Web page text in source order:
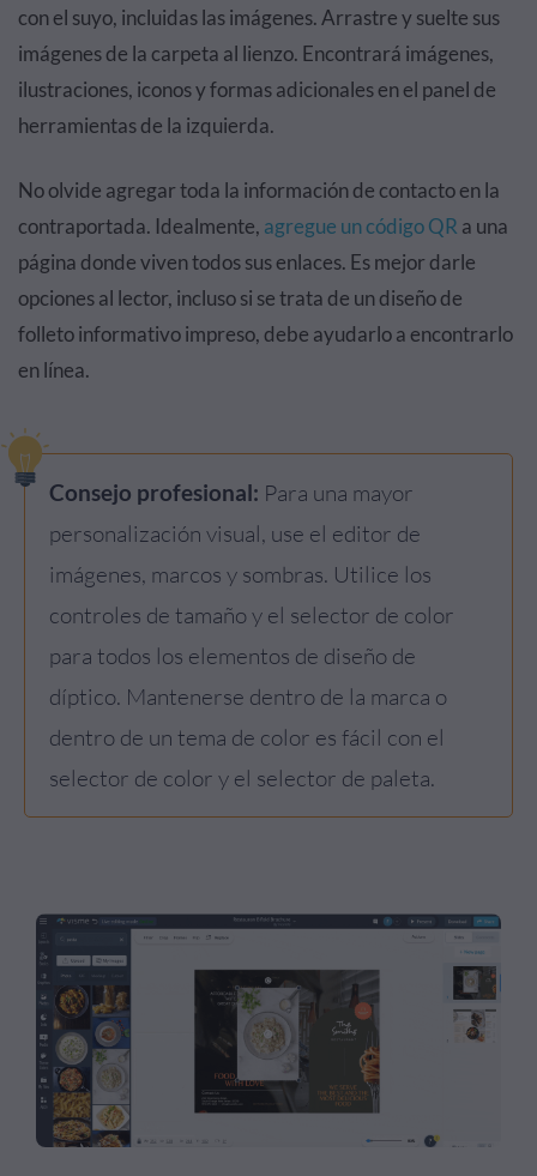
con el suyo, incluidas las imágenes. Arrastre y suelte sus
imágenes de la carpeta al lienzo. Encontrará imágenes,
ilustraciones, iconos y formas adicionales en el panel de
herramientas de la izquierda.
No olvide agregar toda la información de contacto en la
contraportada. Idealmente, agregue un código QR a una
página donde viven todos sus enlaces. Es mejor darle
opciones al lector, incluso si se trata de un diseño de
folleto informativo impreso, debe ayudarlo a encontrarlo
en línea.
Consejo profesional: Para una mayor
personalización visual, use el editor de
imágenes, marcos y sombras. Utilice los
controles de tamaño y el selector de color
para todos los elementos de diseño de
díptico. Mantenerse dentro de la marca o
dentro de un tema de color es fácil con el
selector de color y el selector de paleta.